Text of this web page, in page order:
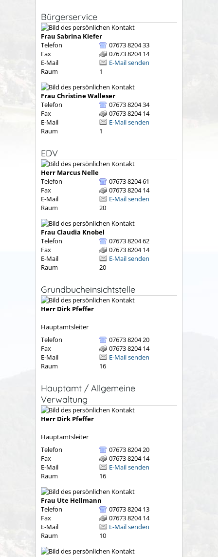
Bürgerservice
Frau Sabrina Kiefer
Telefon
07673 8204 33
Fax
07673 8204 14
E-Mail
E-Mail senden
Raum
1
Frau ChristineWalleser
Telefon
07673 8204 34
Fax
07673 8204 14
E-Mail
E-Mail senden
Raum
1
EDV
Herr Marcus Nelle
Telefon
07673 8204 61
Fax
07673 8204 14
E-Mail
E-Mail senden
Raum
20
Frau Claudia Knobel
Telefon
07673 8204 62
Fax
07673 8204 14
E-Mail
E-Mail senden
Raum
20
Grundbucheinsichtstelle
Herr Dirk Pfeffer
Hauptamtsleiter
Telefon
07673 8204 20
Fax
07673 8204 14
E-Mail
E-Mail senden
Raum
16
Hauptamt / Allgemeine
Verwaltung
Herr Dirk Pfeffer
Hauptamtsleiter
Telefon
07673 8204 20
Fax
07673 8204 14
E-Mail
E-Mail senden
Raum
16
Frau Ute Hellmann
Telefon
07673 8204 13
Fax
07673 8204 14
E-Mail
E-Mail senden
Raum
10